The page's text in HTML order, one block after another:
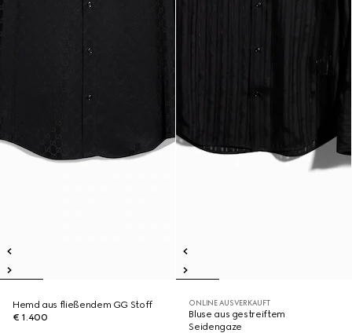
Hemd aus fließendem GG Stoff
€ 1.400
ONLINE AUSVERKAUFT
Bluse aus gestreiftem
Seidengaze